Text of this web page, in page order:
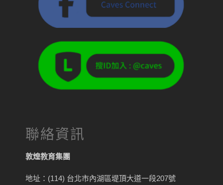
聯絡資訊
敦煌教育集團
地址：(114) 台北市內湖區堤頂大道一段207號